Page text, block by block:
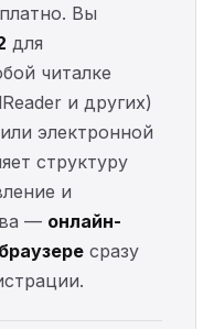
Вы
для
читалке
и других)
электронной
структуру
и
— онлайн-
сразу